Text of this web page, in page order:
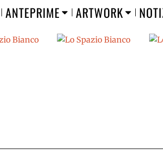
ANTEPRIME ARTWORK